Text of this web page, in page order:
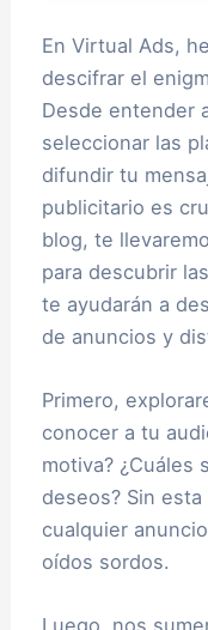
En Virtual Ads,
descifrar el
Desde entender
seleccionar las
difundir tu
publicitario es
blog, te
para descubrir
te ayudarán a
de anuncios y
Primero,
conocer a tu
motiva? ¿Cuáles
deseos? Sin
cualquier
oídos sordos.